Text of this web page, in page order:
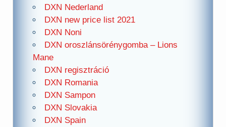
DXN Nederland
DXN new price list 2021
DXN Noni
DXN oroszlánsörénygomba – Lions
Mane
DXN regisztráció
DXN Romania
DXN Sampon
DXN Slovakia
DXN Spain